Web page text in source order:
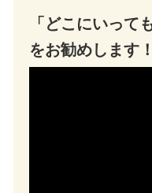
「どこにいって
をお勧めします！